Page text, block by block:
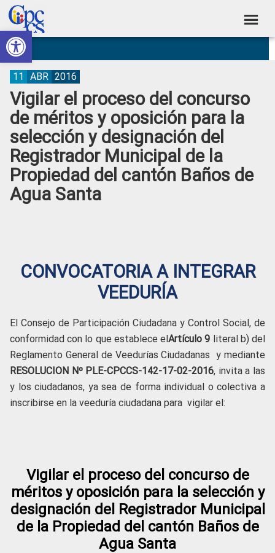
Abrir barra de herramientas
Skip
to
primary
navigation
Skip
to
main
content
Skip
to
primary
sidebar
Skip
to
footer
Consejo
de
Participación
Ciudadana
Control
Social
Construyendo
Poder
Ciudadano
Vigilar el proceso del concurso
de méritos y oposición para la
selección y designación del
Registrador Municipal de la
Propiedad del cantón Baños de
Agua Santa
11 ABR 2016
CONVOCATORIA A INTEGRAR
VEEDURÍA
El Consejo de Participación Ciudadana y Control Social, de
conformidad con lo que establece elArtículo 9 literal b) del
Reglamento General de Veedurías Ciudadanas y mediante
RESOLUCION Nº PLE-CPCCS-142-17-02-2016, invita a las
y los ciudadanos, ya sea de forma individual o colectiva a
inscribirse en la veeduría ciudadana para vigilar el:
Vigilar el proceso del concurso de
méritos y oposición para la selección y
designación del Registrador Municipal
de la Propiedad del cantón Baños de
Agua Santa